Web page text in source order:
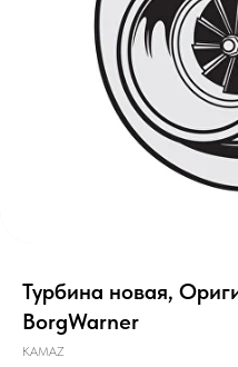
Турбина новая,
BorgWarner
KAMAZ